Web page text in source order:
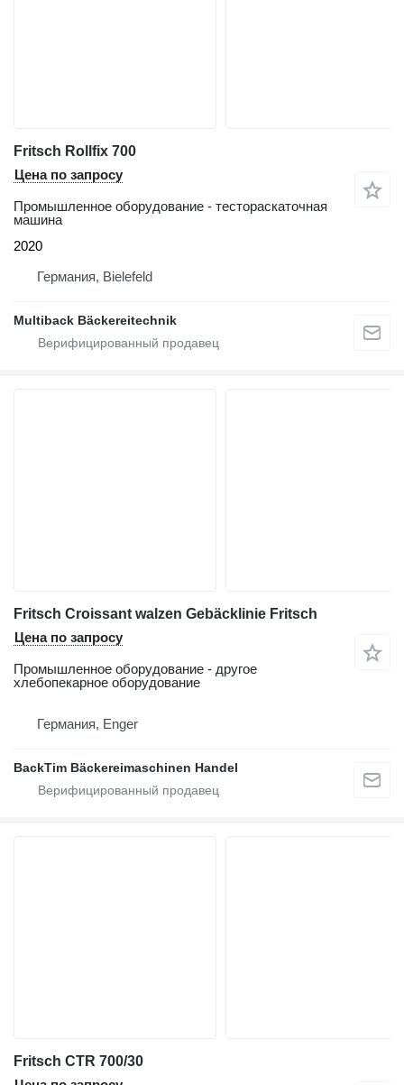
Fritsch Rollfix 700
Цена по запросу
Промышленное оборудование - тестораскаточная
машина
2020
Германия, Bielefeld
Multiback Bäckereitechnik
Fritsch Croissant walzen Gebäcklinie Fritsch
Цена по запросу
Промышленное оборудование - другое
хлебопекарное оборудование
Германия, Enger
BackTim Bäckereimaschinen Handel
Fritsch CTR 700/30